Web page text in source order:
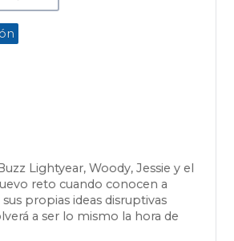
Lightyear, Woody, Jessie y el
reto cuando conocen a
propias ideas disruptivas
a ser lo mismo la hora de